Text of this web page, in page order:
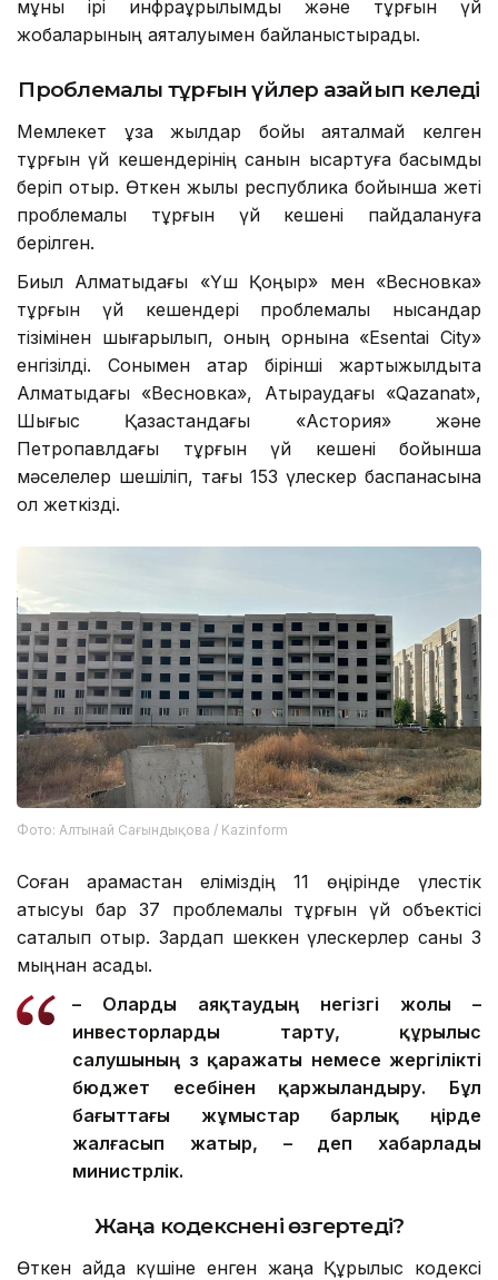
мұны ірі инфрақұрылымдық және тұрғын үй
жобаларының аяқталуымен байланыстырады.
Проблемалы тұрғын үйлер азайып келеді
Мемлекет ұзақ жылдар бойы аяқталмай келген
тұрғын үй кешендерінің санын қысқартуға басымдық
беріп отыр. Өткен жылы республика бойынша жеті
проблемалы тұрғын үй кешені пайдалануға
берілген.
Биыл Алматыдағы «Үш Қоңыр» мен «Весновка»
тұрғын үй кешендері проблемалы нысандар
тізімінен шығарылып, оның орнына «Esentai City»
енгізілді. Сонымен қатар бірінші жартыжылдықта
Алматыдағы «Весновка», Атыраудағы «Qazanat»,
Шығыс Қазақстандағы «Астория» және
Петропавлдағы тұрғын үй кешені бойынша
мәселелер шешіліп, тағы 153 үлескер баспанасына
қол жеткізді.
Фото: Алтынай Сағындықова / Kazinform
Соған қарамастан еліміздің 11 өңірінде үлестік
қатысуы бар 37 проблемалы тұрғын үй объектісі
сақталып отыр. Зардап шеккен үлескерлер саны 3
мыңнан асады.
– Оларды аяқтаудың негізгі жолы –
инвесторларды тарту, құрылыс
салушының өз қаражаты немесе жергілікті
бюджет есебінен қаржыландыру. Бұл
бағыттағы жұмыстар барлық өңірде
жалғасып жатыр, – деп хабарлады
министрлік.
Жаңа кодекснені өзгертеді?
Өткен айда күшіне енген жаңа Құрылыс кодексі